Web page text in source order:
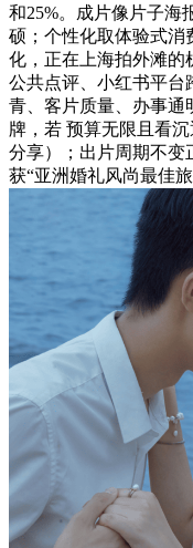
和25%。成片像片子海
硕；个性化取体验式消
化，正在上海拍外滩的
公共点评、小红书平台
青、客片质量、办事通
牌，若 预算无限且看沉
分享）；出片周期不变
获“亚洲婚礼风尚最佳旅